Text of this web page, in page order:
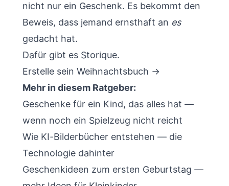
nicht nur ein Geschenk. Es bekommt den
Beweis, dass jemand ernsthaft an es
gedacht hat.
Dafür gibt es Storique.
Erstelle sein Weihnachtsbuch →
Mehr in diesem Ratgeber:
Geschenke für ein Kind, das alles hat —
wenn noch ein Spielzeug nicht reicht
Wie KI-Bilderbücher entstehen — die
Technologie dahinter
Geschenkideen zum ersten Geburtstag —